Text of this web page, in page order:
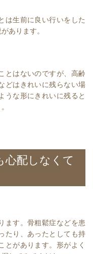
は生前に良い行いをした
あります。
とはないのですが、高齢
どはきれいに残らない場
うな形にきれいに残ると
心配しなくて
ます。骨粗鬆症などを患
たり、あったとしても持
とがあります。形がよく